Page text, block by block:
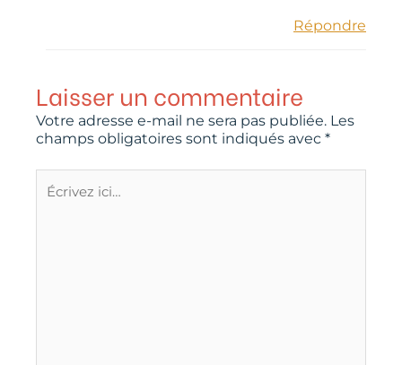
Répondre
Laisser un commentaire
Votre adresse e-mail ne sera pas publiée. Les
champs obligatoires sont indiqués avec *
ici…